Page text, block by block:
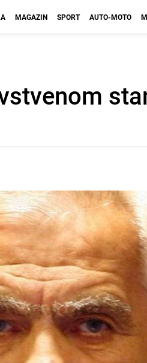
MAGAZIN SPORT AUTO-MOTO